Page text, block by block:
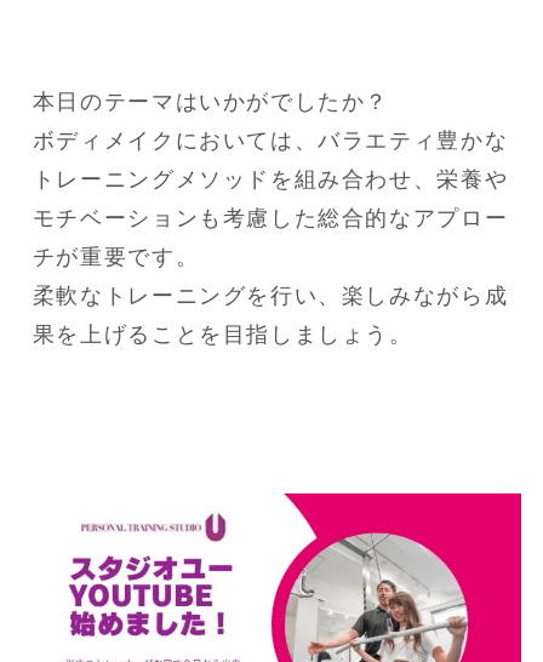
本日のテーマはいかがでしたか？
ボディメイクにおいては、バラエティ豊かな
トレーニングメソッドを組み合わせ、栄養や
モチベーションも考慮した総合的なアプロー
チが重要です。
柔軟なトレーニングを行い、楽しみながら成
果を上げることを目指しましょう。